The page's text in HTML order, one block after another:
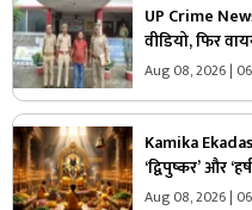
UP Crime
वीडियो, फिर
युवती ने उठाया
Aug 08, 2026 |
Kamika
‘द्विपुष्कर’ और
“वाजपेय” यज्ञ का
Aug 08, 2026 |